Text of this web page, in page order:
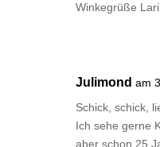
Winkegrüße Lari
Julimond am
Schick, schick,
Ich sehe gerne
aber schon 25